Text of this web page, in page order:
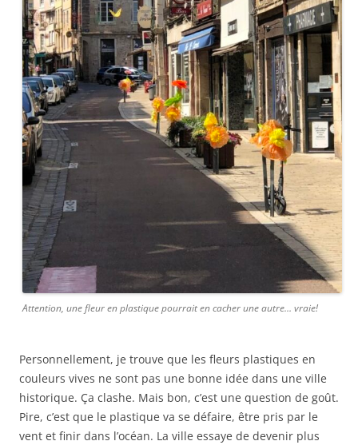
Attention, une fleur en plastique pourrait en cacher une autre… vraie!
Personnellement, je trouve que les fleurs plastiques en
couleurs vives ne sont pas une bonne idée dans une ville
historique. Ça clashe. Mais bon, c’est une question de goût.
Pire, c’est que le plastique va se défaire, être pris par le
vent et finir dans l’océan. La ville essaye de devenir plus